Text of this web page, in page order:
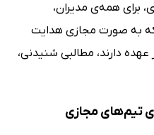
برای همه‌ی مدیران،
که به صورت مجازی هدایت
عهده دارند، مطالبی شنیدنی،
تیم‌های مجازی